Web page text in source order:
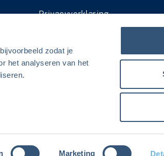
zodat je
het analyseren van het
Marketing
Privacyverklaring
Adviesservice zomersluiting